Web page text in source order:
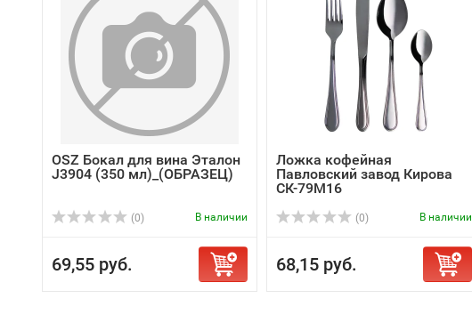
OSZ Бокал для вина Эталон
J3904 (350 мл)_(ОБРАЗЕЦ)
(0) В наличии
69,55 руб.
Ложка кофейная
Павловский завод Кирова
СК-79М16
(0) В наличии
68,15 руб.